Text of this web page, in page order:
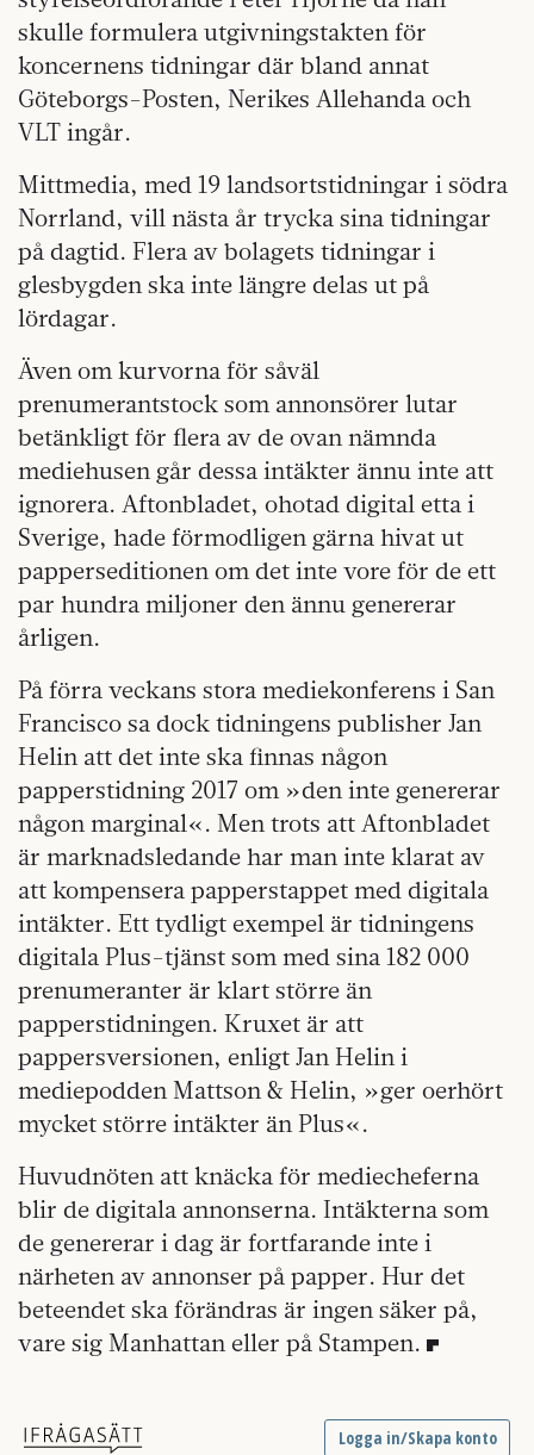
skulle formulera utgivningstakten för
koncernens tidningar där bland annat
Göteborgs-Posten, Nerikes Allehanda och
VLT ingår.
Mittmedia, med 19 landsortstidningar i södra
Norrland, vill nästa år trycka sina tidningar
på dagtid. Flera av bolagets tidningar i
glesbygden ska inte längre delas ut på
lördagar.
Även om kurvorna för såväl
prenumerantstock som annonsörer lutar
betänkligt för flera av de ovan nämnda
mediehusen går dessa intäkter ännu inte att
ignorera. Aftonbladet, ohotad digital etta i
Sverige, hade förmodligen gärna hivat ut
papperseditionen om det inte vore för de ett
par hundra miljoner den ännu genererar
årligen.
På förra veckans stora mediekonferens i San
Francisco sa dock tidningens publisher Jan
Helin att det inte ska finnas någon
papperstidning 2017 om »den inte genererar
någon marginal«. Men trots att Aftonbladet
är marknadsledande har man inte klarat av
att kompensera papperstappet med digitala
intäkter. Ett tydligt exempel är tidningens
digitala Plus-tjänst som med sina 182 000
prenumeranter är klart större än
papperstidningen. Kruxet är att
pappersversionen, enligt Jan Helin i
mediepodden Mattson & Helin, »ger oerhört
mycket större intäkter än Plus«.
Huvudnöten att knäcka för mediecheferna
blir de digitala annonserna. Intäkterna som
de genererar i dag är fortfarande inte i
närheten av annonser på papper. Hur det
beteendet ska förändras är ingen säker på,
vare sig Manhattan eller på Stampen.